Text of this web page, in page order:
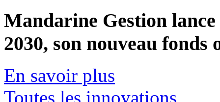
Mandarine Gestion
2030, son nouveau fonds
En savoir plus
Toutes les innovations